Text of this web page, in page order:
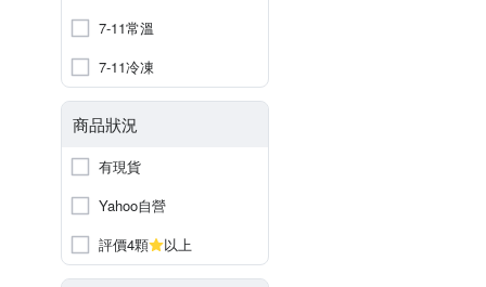
7-11常溫
7-11冷凍
商品狀況
有現貨
Yahoo自營
評價4顆
以上